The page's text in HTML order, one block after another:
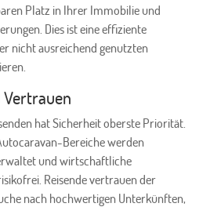
Platz in Ihrer Immobilie und
Dies ist eine effiziente
nicht ausreichend genutzten
hat Sicherheit oberste Priorität.
Bereiche werden
und wirtschaftliche
Reisende vertrauen der
nach hochwertigen Unterkünften,